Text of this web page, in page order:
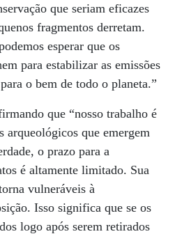
que seriam eficazes
fragmentos derretam.
esperar que os
para estabilizar as emissões
o bem de todo o planeta.”
que “nosso trabalho é
arqueológicos que emergem
o prazo para a
é altamente limitado. Sua
vulneráveis ​​à
Isso significa que se os
logo após serem retirados